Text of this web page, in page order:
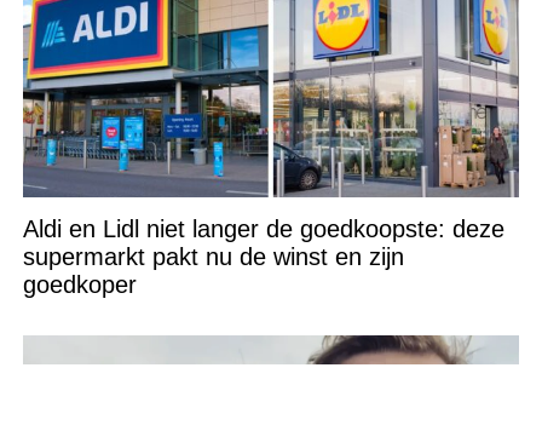
Aldi en Lidl niet langer de goedkoopste: deze
supermarkt pakt nu de winst en zijn
goedkoper